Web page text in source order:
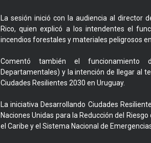
La sesión inició con la audiencia al director
Rico, quien explicó a los intendentes el
incendios forestales y materiales peligrosos
Comentó también el funcionamiento
Departamentales) y la intención de llegar al
Ciudades Resilientes 2030 en Uruguay.
La iniciativa Desarrollando Ciudades
Naciones Unidas para la Reducción del
el Caribe y el Sistema Nacional de